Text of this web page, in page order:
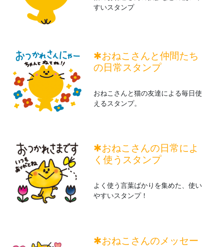
すいスタンプ
✱おねこさんと仲間たち
の日常スタンプ
おねこさんと猫の友達による毎日使
えるスタンプ。
✱おねこさんの日常によ
く使うスタンプ
よく使う言葉ばかりを集めた、使い
やすいスタンプ！
✱おねこさんのメッセー